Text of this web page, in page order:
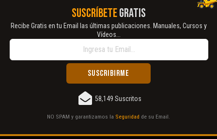
SUSCRÍBETEGRATIS
Recibe Gratis en tu Email las últimas publicaciones. Manuales, Cursos y
Vídeos...
58,149 Suscritos
NO SPAM y garantizamos la Seguridad de su Email.